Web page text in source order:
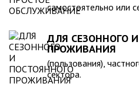
самостоятельно или
ДЛЯ СЕЗОННОГО
ПРОЖИВАНИЯ
(пользования),
сектора.